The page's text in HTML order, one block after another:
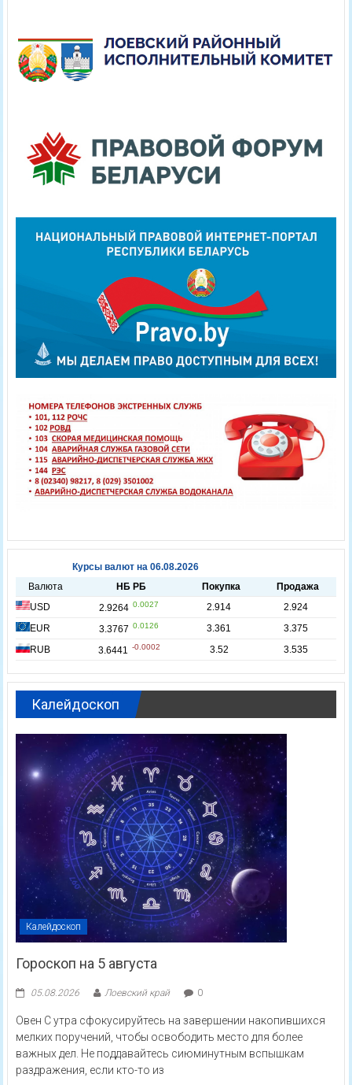
Калейдоскоп
Калейдоскоп
Гороскоп на 5 августа
05.08.2026 Лоевский край 0
Овен С утра сфокусируйтесь на завершении накопившихся
мелких поручений, чтобы освободить место для более
важных дел. Не поддавайтесь сиюминутным вспышкам
раздражения, если кто-то из